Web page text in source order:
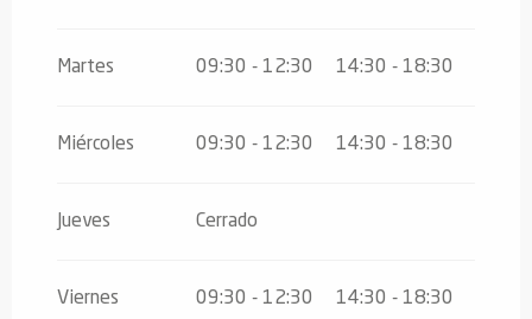
Martes 09:30 - 12:30 14:30 - 18:30
Miércoles 09:30 - 12:30 14:30 - 18:30
Jueves Cerrado
Viernes 09:30 - 12:30 14:30 - 18:30